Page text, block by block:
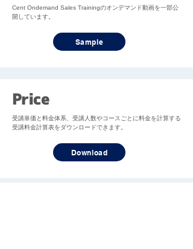
Cent Ondemand Sales Trainingのオンデマンド動画を一部公
開しています。
Sample
Price
受講単価と料金体系、受講人数やコースごとに料金を計算する
受講料金計算表をダウンロードできます。
Download